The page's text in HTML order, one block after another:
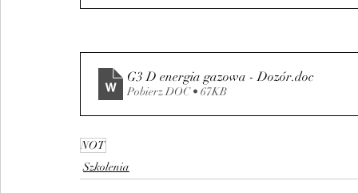
G3 D energia gazowa - Dozór.doc
Pobierz DOC • 67KB
NOT
Szkolenia